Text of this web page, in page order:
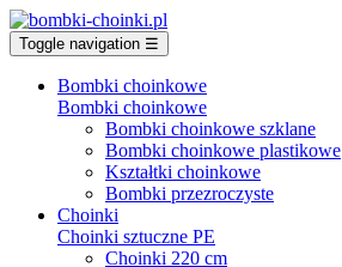
Toggle navigation ☰
Bombki choinkowe
Bombki choinkowe
Bombki choinkowe szklane
Bombki choinkowe plastikowe
Kształtki choinkowe
Bombki przezroczyste
Choinki
Choinki sztuczne PE
Choinki 220 cm